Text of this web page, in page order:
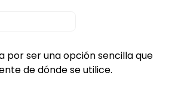
por ser una opción sencilla que
de dónde se utilice.